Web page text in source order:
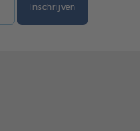
Inschrijven